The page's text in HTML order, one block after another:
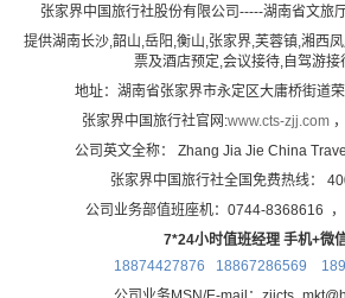
张家界中国旅行社股份有限公司-----湖南省文旅
提供湖南长沙,韶山,岳阳,衡山,张家界,芙蓉镇,湘西
票及酒店预定,会议接待,自驾游接
地址：湖南省张家界市永定区大庸桥街道
张家界中国旅行社官网:www.cts-zjj.com，
公司英文全称： Zhang Jia Jie China
张家界中国旅行社全国免费热线：
公司业务部值班座机：0744-8368616
7*24小时值班经理 手机+微信
18874427876 18867286569